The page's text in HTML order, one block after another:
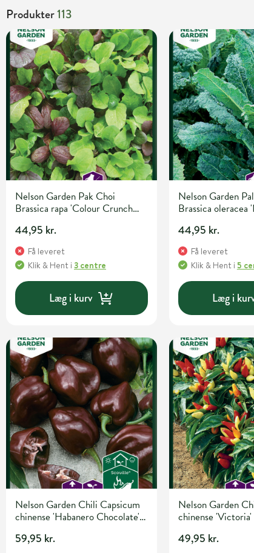
Produkter113
Nelson Garden Pak Choi
Brassica rapa 'Colour Crunch
44,95 kr.
Få leveret
Klik & Hent i 3 centre
Læg i kurv
Nelson Garden
Brassica oleracea
44,95 kr.
Få leveret
Klik & Hent i 5
Læg i
Nelson Garden Chili Capsicum
chinense 'Habanero Chocolate'
59,95 kr.
Nelson Garden
chinense
49,95 kr.